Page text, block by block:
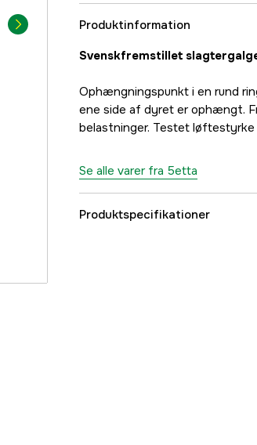
Produktinformation
Svenskfremstillet
Ophængningspunkt i en rund
ene side af dyret er ophængt.
belastninger. Testet
Se alle varer fra 5etta
Produktspecifikationer